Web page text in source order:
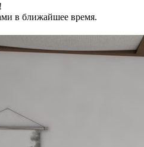
в ближайшее время.